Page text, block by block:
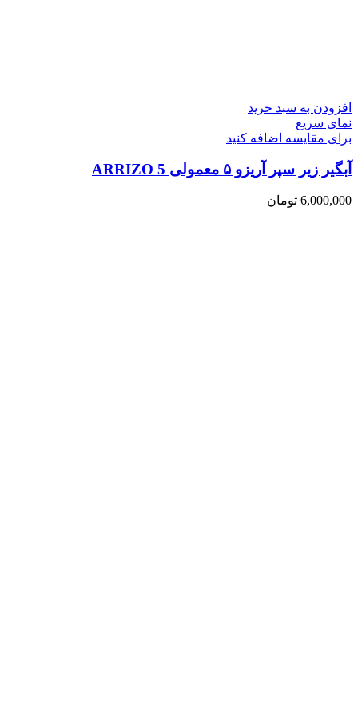
افزودن به سبد خرید
نمای سریع
برای مقایسه اضافه کنید
آبگیر زیر سپر آریزو ۵ معمولی ARRIZO 5
6,000,000 تومان